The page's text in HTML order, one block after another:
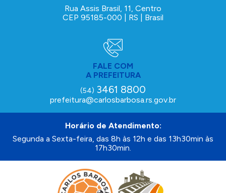
Rua Assis Brasil, 11, Centro
CEP 95185-000 | RS | Brasil
FALE COM
A PREFEITURA
(54) 3461 8800
prefeitura@carlosbarbosa.rs.gov.br
Horário de Atendimento:
Segunda a Sexta-feira, das 8h às 12h e das 13h30min às
17h30min.